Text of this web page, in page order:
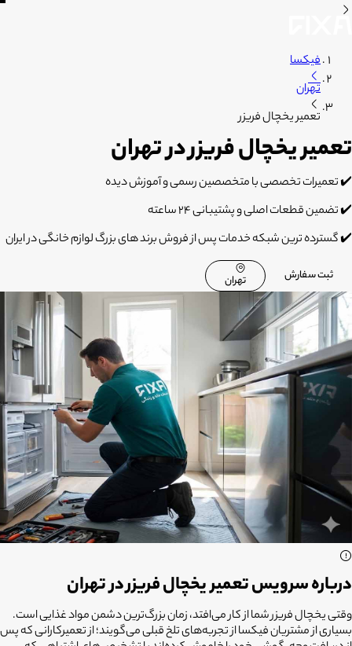
فیکسا
تهران
تعمیر یخچال فریزر
تعمیر یخچال فریزر در تهران
✔️ تعمیرات تخصصی با متخصصین رسمی و آموزش دیده
✔️ تضمین قطعات اصلی و پشتیبانی 24 ساعته
✔️ گسترده ترین شبکه خدمات پس از فروش برند های بزرگ لوازم خانگی در ایران
ثبت سفارش تهران
درباره سرویس تعمیر یخچال فریزر در تهران
وقتی یخچال فریزر شما از کار می‌افتد، زمان بزرگ‌ترین دشمن مواد غذایی است.
بسیاری از مشتریان فیکسا از تجربه‌های تلخ قبلی می‌گویند؛ از تعمیرکارانی که پس